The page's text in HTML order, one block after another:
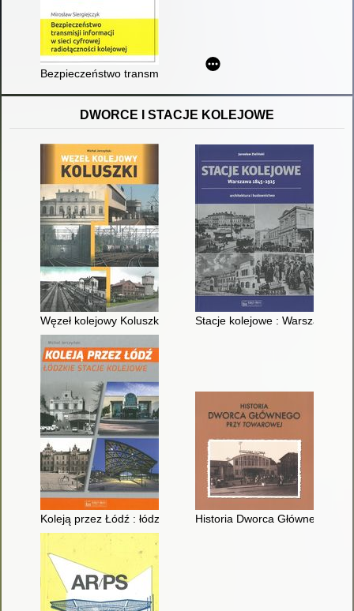
Bezpieczeństwo transmisji informacji w sieci cyfrowej
DWORCE I STACJE KOLEJOWE
Węzeł kolejowy Koluszki Stacje kolejowe : Warszawa
Koleją przez Łódź : łódzkie stacje kolejoweHistoria Dworca Głównego